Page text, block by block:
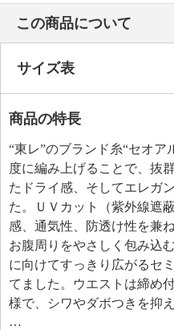
この商品について
サイズ表
商品の特長
“東レ”のブランド糸“セオ
度に編み上げることで、抜
たドライ感、そしてエレガ
た。ＵＶカット（紫外線遮
感、通気性、防透け性を兼
お腹周りをやさしく包み込
に向けてすっきり広がるセ
てました。ウエストは締め
様で、シワやダボつきを抑
立し、快適さと美しさを追